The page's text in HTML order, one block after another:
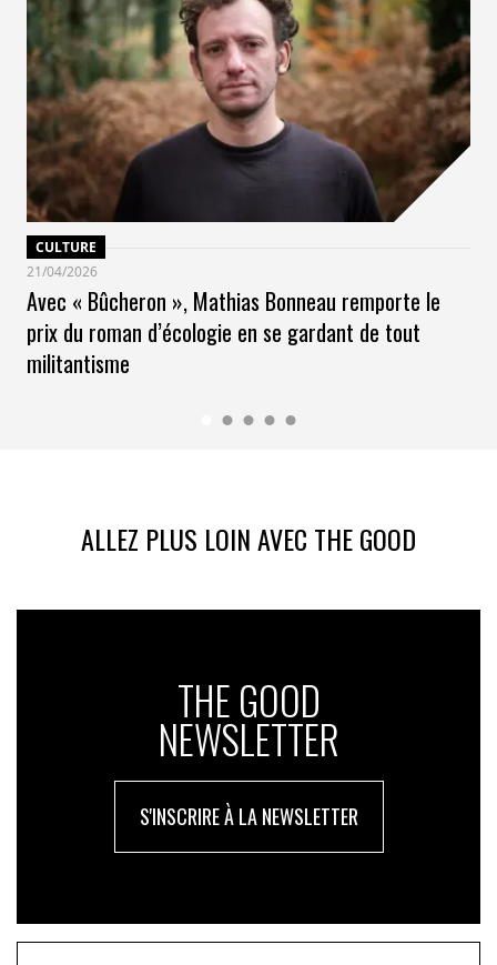
CULTURE
21/04/2026
Avec « Bûcheron », Mathias Bonneau remporte le
prix du roman d’écologie en se gardant de tout
militantisme
ALLEZ PLUS LOIN AVEC THE GOOD
THE GOOD
NEWSLETTER
S'INSCRIRE À LA NEWSLETTER